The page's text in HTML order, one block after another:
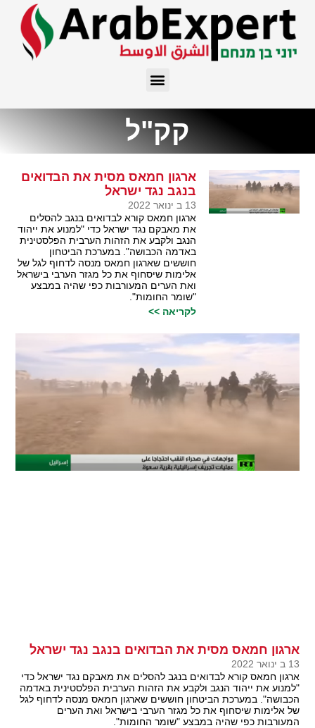
קק"ל
ארגון חמאס מסית את הבדואים
בנגב נגד ישראל
13 ב ינואר 2022
ארגון חמאס קורא לבדואים בנגב להסלים
את מאבקם נגד ישראל כדי "למנוע את ייהוד
הנגב ולקבע את הזהות הערבית הפלסטינית
באדמה הכבושה". במערכת הביטחון
חוששים שארגון חמאס מנסה לדחוף לגל של
אלימות שיסחוף את כל מגזר הערבי בישראל
ואת הערים המעורבות כפי שהיה במבצע
"שומר החומות".
לקריאה >>
ארגון חמאס מסית את הבדואים בנגב נגד ישראל
13 ב ינואר 2022
ארגון חמאס קורא לבדואים בנגב להסלים את מאבקם נגד ישראל כדי
"למנוע את ייהוד הנגב ולקבע את הזהות הערבית הפלסטינית באדמה
הכבושה". במערכת הביטחון חוששים שארגון חמאס מנסה לדחוף לגל
של אלימות שיסחוף את כל מגזר הערבי בישראל ואת הערים
המעורבות כפי שהיה במבצע "שומר החומות".